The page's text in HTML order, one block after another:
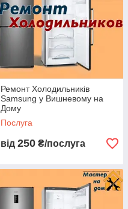
Ремонт Холодильників
Samsung у Вишневому на
Дому
Послуга
від 250 ₴/послуга